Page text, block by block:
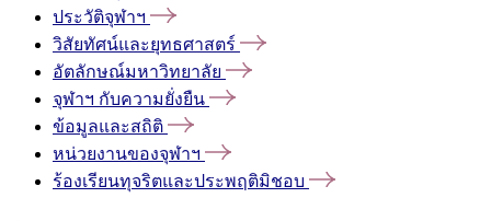
ประวัติจุฬาฯ
วิสัยทัศน์และยุทธศาสตร์
อัตลักษณ์มหาวิทยาลัย
จุฬาฯ กับความยั่งยืน
ข้อมูลและสถิติ
หน่วยงานของจุฬาฯ
ร้องเรียนทุจริตและประพฤติมิชอบ